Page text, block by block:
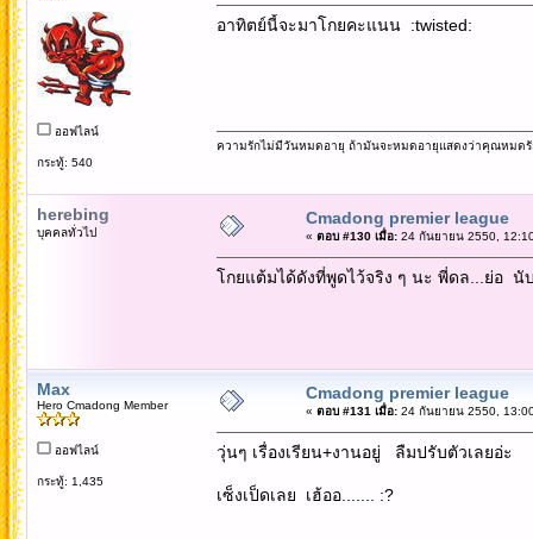
ออฟไลน์
กระทู้: 540
อาทิตย์นี้จะมาโกยคะแนน :twisted:
ความรักไม่มีวันหมดอายุ ถ้ามันจะหมดอายุแสดงว่าคุณหมดรั
herebing
บุคคลทั่วไป
Cmadong premier league
« ตอบ #130 เมื่อ:24 กันยายน 2550,
โกยแต้มได้ดังที่พูดไว้จริง ๆ นะ พี่ดล...ย่อ นั
Max
Hero Cmadong Member
ออฟไลน์
กระทู้: 1,435
Cmadong premier league
« ตอบ #131 เมื่อ:24 กันยายน 2550,
วุ่นๆ เรื่องเรียน+งานอยู่ ลืมปรับตัวเลยอ่ะ
เซ็งเป็ดเลย เฮ้ออ....... :?